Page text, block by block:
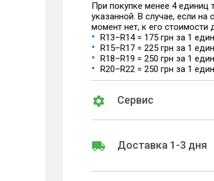
При покупке менее 4
указанной. В случае, если
момент нет, к его стоимости
R13–R14 = 175 грн за 1
R15–R17 = 225 грн за 1
R18–R19 = 250 грн за 1
R20–R22 = 250 грн за 1
Сервис
Доставка 1-3 дня